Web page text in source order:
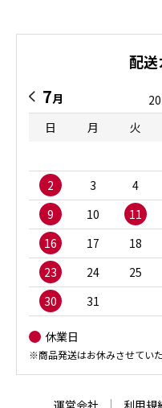
配送
7月
日
月 火
2
3 4
9
10 11
16
17 18
23
24 25
30
31
休業日
※商品発送はお休みさせていた
運営会社 利用規